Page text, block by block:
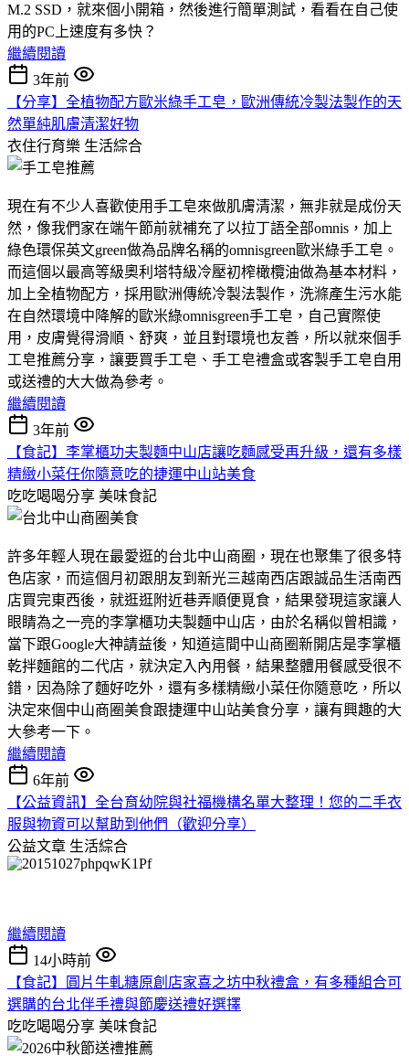
M.2 SSD，就來個小開箱，然後進行簡單測試，看看在自己使
用的PC上速度有多快？
繼續閱讀
3年前
【分享】全植物配方歐米綠手工皂，歐洲傳統冷製法製作的天
然單純肌膚清潔好物
衣住行育樂 生活綜合
現在有不少人喜歡使用手工皂來做肌膚清潔，無非就是成份天
然，像我們家在端午節前就補充了以拉丁語全部omnis，加上
綠色環保英文green做為品牌名稱的omnisgreen歐米綠手工皂。
而這個以最高等級奧利塔特級冷壓初榨橄欖油做為基本材料，
加上全植物配方，採用歐洲傳統冷製法製作，洗滌產生污水能
在自然環境中降解的歐米綠omnisgreen手工皂，自己實際使
用，皮膚覺得滑順、舒爽，並且對環境也友善，所以就來個手
工皂推薦分享，讓要買手工皂、手工皂禮盒或客製手工皂自用
或送禮的大大做為參考。
繼續閱讀
3年前
【食記】李掌櫃功夫製麵中山店讓吃麵感受再升級，還有多樣
精緻小菜任你隨意吃的捷運中山站美食
吃吃喝喝分享 美味食記
許多年輕人現在最愛逛的台北中山商圈，現在也聚集了很多特
色店家，而這個月初跟朋友到新光三越南西店跟誠品生活南西
店買完東西後，就逛逛附近巷弄順便覓食，結果發現這家讓人
眼睛為之一亮的李掌櫃功夫製麵中山店，由於名稱似曾相識，
當下跟Google大神請益後，知道這間中山商圈新開店是李掌櫃
乾拌麵館的二代店，就決定入內用餐，結果整體用餐感受很不
錯，因為除了麵好吃外，還有多樣精緻小菜任你隨意吃，所以
決定來個中山商圈美食跟捷運中山站美食分享，讓有興趣的大
大參考一下。
繼續閱讀
6年前
【公益資訊】全台育幼院與社福機構名單大整理！您的二手衣
服與物資可以幫助到他們（歡迎分享）
公益文章 生活綜合
繼續閱讀
14小時前
【食記】圓片牛軋糖原創店家喜之坊中秋禮盒，有多種組合可
選購的台北伴手禮與節慶送禮好選擇
吃吃喝喝分享 美味食記